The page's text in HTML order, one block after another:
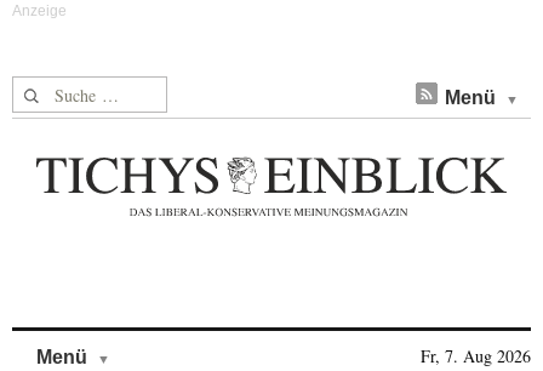
Suche nach: Menü
Menü Fr, 7. Aug 2026